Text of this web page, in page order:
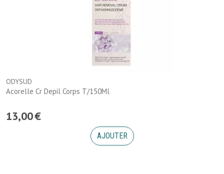
ODYSUD
Acorelle Cr Depil Corps T/150Ml
13,00€
AJOUTER